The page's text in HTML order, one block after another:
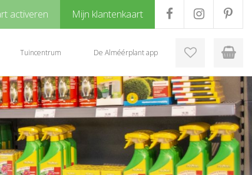
activeren Mijn klantenkaart
Tuincentrum De Alméérplant app